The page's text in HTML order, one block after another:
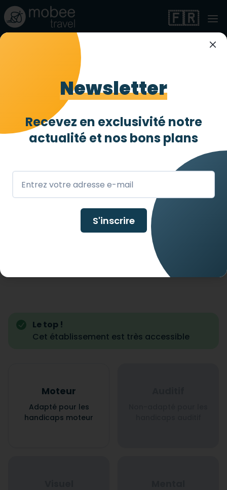
🇫🇷
Hotel Lyon Métropole
Très accessible 3 abeilles/ 4
FR
Le top !
Cet établissement est très accessible
Moteur
Adapté pour les
handicaps moteur
Newsletter
Recevez en exclusivité notre
actualité et nos bons plans
S'inscrire